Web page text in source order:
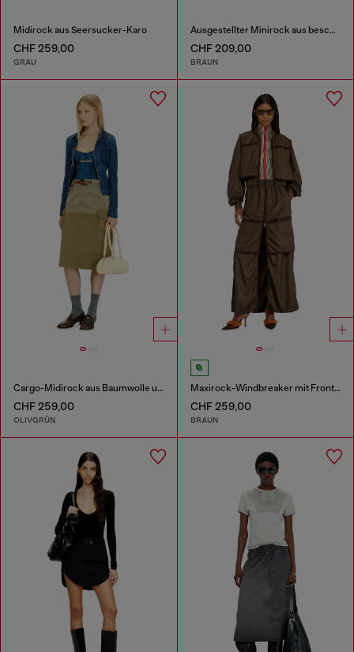
Midirock aus Seersucker-Karo
CHF 259,00
GRAU
Ausgestellter Minirock aus beschichtetem Material
CHF 209,00
BRAUN
Cargo-Midirock aus Baumwolle und Nylon
CHF 259,00
OLIVGRÜN
Maxirock-Windbreaker mit Front-zip
CHF 259,00
BRAUN